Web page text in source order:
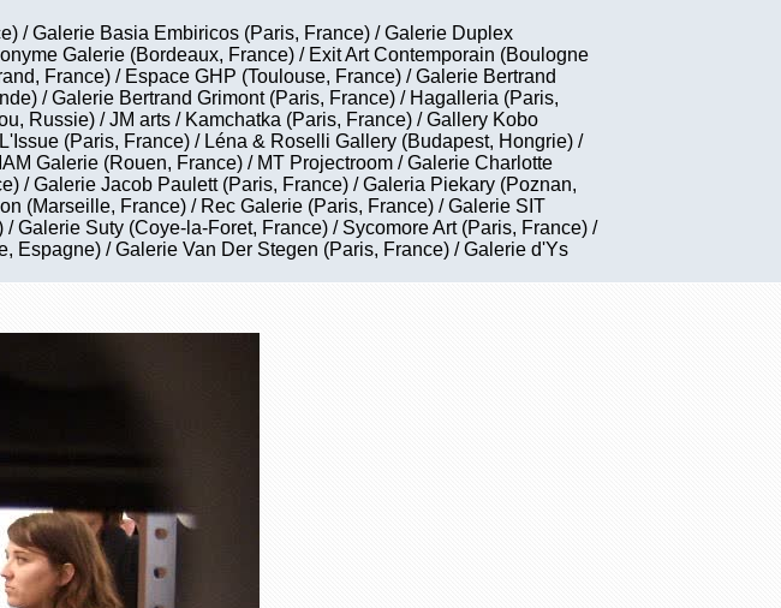
/ Galerie Basia Embiricos (Paris, France) / Galerie Duplex
Galerie (Bordeaux, France) / Exit Art Contemporain (Boulogne
France) / Espace GHP (Toulouse, France) / Galerie Bertrand
/ Galerie Bertrand Grimont (Paris, France) / Hagalleria (Paris,
Russie) / JM arts / Kamchatka (Paris, France) / Gallery Kobo
(Paris, France) / Léna & Roselli Gallery (Budapest, Hongrie) /
Galerie (Rouen, France) / MT Projectroom / Galerie Charlotte
/ Galerie Jacob Paulett (Paris, France) / Galeria Piekary (Poznan,
(Marseille, France) / Rec Galerie (Paris, France) / Galerie SIT
Galerie Suty (Coye-la-Foret, France) / Sycomore Art (Paris, France) /
Espagne) / Galerie Van Der Stegen (Paris, France) / Galerie d'Ys